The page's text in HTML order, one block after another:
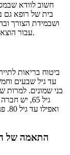
חשוב לוודא
בית של רופא
ושבמידת הצורך
עבור הוצאות שנדרשות עקב עיכוב חזרתו לארץ המוצא.
עד גיל שבעים
בני שמונים. למרות
התאמה של